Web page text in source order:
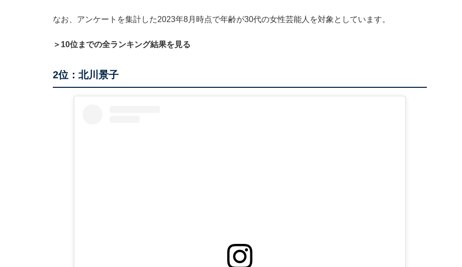
なお、アンケートを集計した2023年8月時点で年齢が30代の女性芸能人を対象としています。
＞10位までの全ランキング結果を見る
2位：北川景子